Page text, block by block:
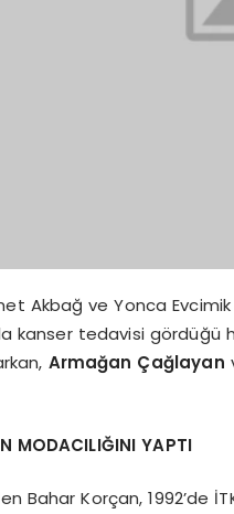
Akbağ ve Yonca
kanser tedavisi gördüğü
Armağan Çağlayan
MODACILIĞINI YAPTI
Bahar Korçan, 1992’de